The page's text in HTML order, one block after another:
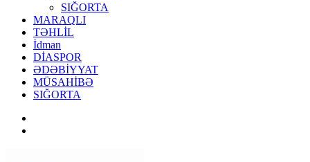
SIĞORTA
MARAQLI
TƏHLİL
İdman
DİASPOR
ƏDƏBİYYAT
MÜSAHİBƏ
SIĞORTA